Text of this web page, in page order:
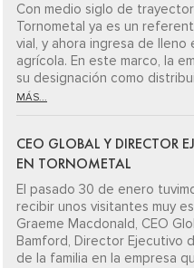
Con medio siglo de
Tornometal ya es un
vial, y ahora ingresa de
agrícola. En este marco, la
su designación como
MÁS...
CEO GLOBAL Y DIRECTOR
EN TORNOMETAL
El pasado 30 de enero
recibir unos visitantes muy
Graeme Macdonald, CEO
Bamford, Director Ejecutivo
de la familia en la empresa